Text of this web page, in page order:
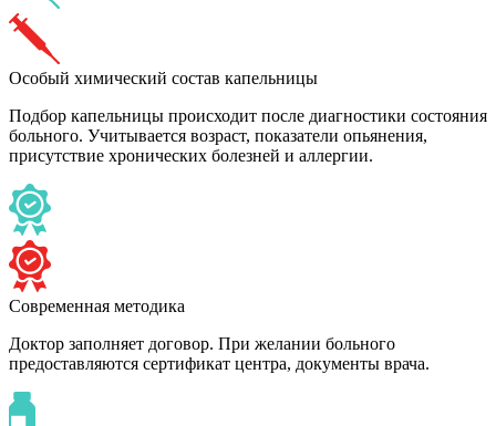
Особый химический состав капельницы
Подбор капельницы происходит после диагностики состояния
больного. Учитывается возраст, показатели опьянения,
присутствие хронических болезней и аллергии.
Современная методика
Доктор заполняет договор. При желании больного
предоставляются сертификат центра, документы врача.